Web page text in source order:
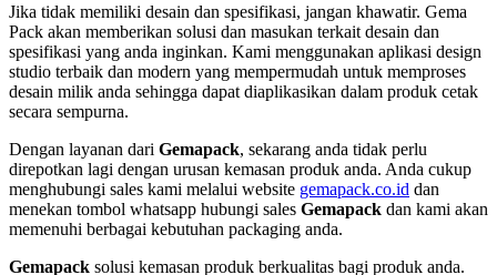
Jika tidak memiliki desain dan spesifikasi, jangan khawatir. Gema
Pack akan memberikan solusi dan masukan terkait desain dan
spesifikasi yang anda inginkan. Kami menggunakan aplikasi design
studio terbaik dan modern yang mempermudah untuk memproses
desain milik anda sehingga dapat diaplikasikan dalam produk cetak
secara sempurna.
Dengan layanan dari Gemapack, sekarang anda tidak perlu
direpotkan lagi dengan urusan kemasan produk anda. Anda cukup
menghubungi sales kami melalui website gemapack.co.id dan
menekan tombol whatsapp hubungi sales Gemapack dan kami akan
memenuhi berbagai kebutuhan packaging anda.
Gemapack solusi kemasan produk berkualitas bagi produk anda.